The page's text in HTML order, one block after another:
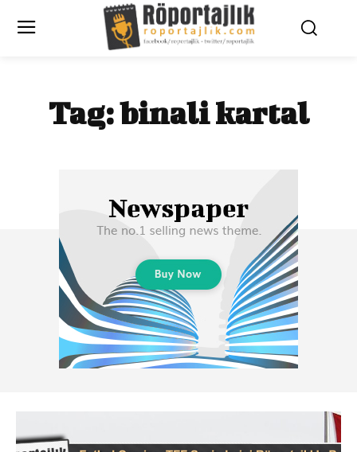
Tag:binali kartal